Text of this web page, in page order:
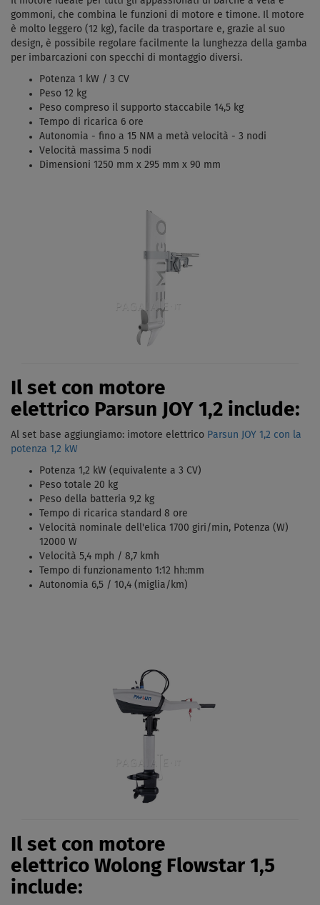
gommoni, che combina le funzioni di motore e timone. Il motore
è molto leggero (12 kg), facile da trasportare e, grazie al suo
design, è possibile regolare facilmente la lunghezza della gamba
per imbarcazioni con specchi di montaggio diversi.
Potenza 1 kW / 3 CV
Peso 12 kg
Peso compreso il supporto staccabile 14,5 kg
Tempo di ricarica 6 ore
Autonomia - fino a 15 NM a metà velocità - 3 nodi
Velocità massima 5 nodi
Dimensioni 1250 mm x 295 mm x 90 mm
Il set con motore
elettrico Parsun JOY 1,2 include:
Al set base aggiungiamo: imotore elettrico Parsun JOY 1,2 con la
potenza 1,2 kW
Potenza 1,2 kW (equivalente a 3 CV)
Peso totale 20 kg
Peso della batteria 9,2 kg
Tempo di ricarica standard 8 ore
Velocità nominale dell'elica 1700 giri/min, Potenza (W)
12000 W
Velocità 5,4 mph / 8,7 kmh
Tempo di funzionamento 1:12 hh:mm
Autonomia 6,5 / 10,4 (miglia/km)
Il set con motore
elettrico Wolong Flowstar 1,5
include: